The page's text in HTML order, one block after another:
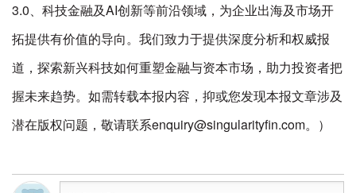
3.0、科技金融及AI创新等前沿领域，为企业出海及市场开
拓提供有价值的导向。我们致力于提供深度分析和权威报
道，探索新兴科技如何重塑金融与资本市场，助力投资者把
握未来趋势。如需转载本报内容，抑或您发现本报文章涉及
潜在版权问题，敬请联系enquiry@singularityfin.com。）